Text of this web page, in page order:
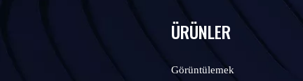
ÜRÜNLER
Görüntülemek